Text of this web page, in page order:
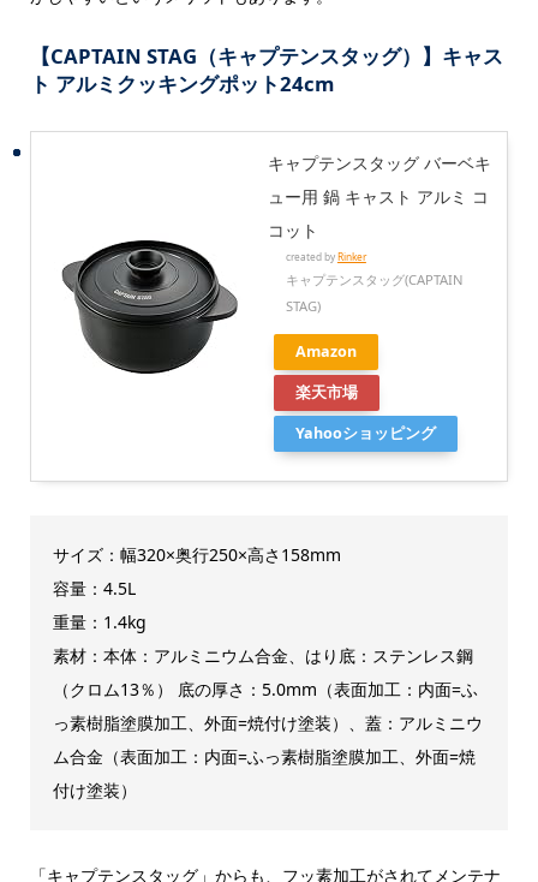
【CAPTAIN STAG（キャプテンスタッグ）】キャス
ト アルミクッキングポット24cm
キャプテンスタッグ バーベキ
ュー用 鍋 キャスト アルミ コ
コット
created byRinker
キャプテンスタッグ(CAPTAIN
STAG)
Amazon
楽天市場
Yahooショッピング
サイズ：幅320×奥行250×高さ158mm
容量：4.5L
重量：1.4kg
素材：本体：アルミニウム合金、はり底：ステンレス鋼
（クロム13％） 底の厚さ：5.0mm（表面加工：内面=ふ
っ素樹脂塗膜加工、外面=焼付け塗装）、蓋：アルミニウ
ム合金（表面加工：内面=ふっ素樹脂塗膜加工、外面=焼
付け塗装）
「キャプテンスタッグ」からも、フッ素加工がされてメンテナ